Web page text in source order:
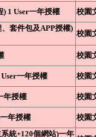
) 1 User一年授權 校園
套件包及APP授權)
校園
校園
一年授權 校園
年授權 校園
年授權 校園
統+120個網站)一年